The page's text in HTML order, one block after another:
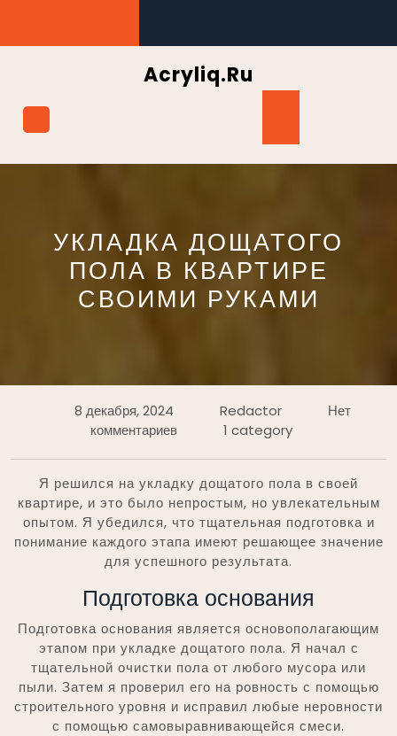
содержимому
Acryliq.ru
УКЛАДКА ДОЩАТОГО
ПОЛА В КВАРТИРЕ
СВОИМИ РУКАМИ
8 декабря, 2024 Redactor
Нет
комментариев
1 category
Я решился на укладку дощатого пола в своей
квартире, и это было непростым, но увлекательным
опытом. Я убедился, что тщательная подготовка и
понимание каждого этапа имеют решающее значение
для успешного результата.
Подготовка основания
Подготовка основания является основополагающим
этапом при укладке дощатого пола. Я начал с
тщательной очистки пола от любого мусора или
пыли. Затем я проверил его на ровность с помощью
строительного уровня и исправил любые неровности
с помощью самовыравнивающейся смеси.